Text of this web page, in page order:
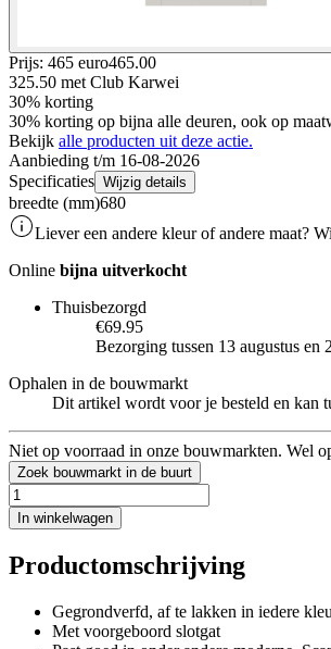
Prijs: 465 euro465.00
325.50 met Club Karwei
30% korting
30% korting op bijna alle deuren, ook op
Bekijk alle producten uit deze actie.
Aanbieding t/m 16-08-2026
Specificaties Wijzig details
breedte (mm)680
Liever een andere kleur of andere maat?
Online bijna uitverkocht
Thuisbezorgd
€69.95
Bezorging tussen 13 augustus en
Ophalen in de bouwmarkt
Dit artikel wordt voor je besteld en kan
Niet op voorraad in onze bouwmarkten. Wel
Zoek bouwmarkt in de buurt
In winkelwagen
Productomschrijving
Gegrondverfd, af te lakken in iedere
Met voorgeboord slotgat